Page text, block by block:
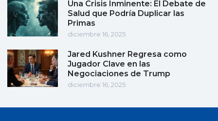
Una Crisis Inminente: El Debate de
Salud que Podría Duplicar las
Primas
diciembre 16, 2025
Jared Kushner Regresa como
Jugador Clave en las
Negociaciones de Trump
diciembre 16, 2025